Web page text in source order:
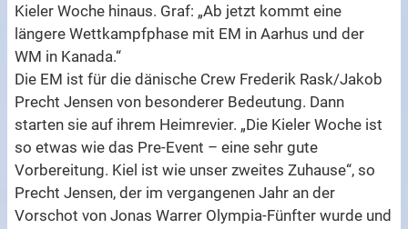
Kieler Woche hinaus. Graf: „Ab jetzt kommt eine
längere Wettkampfphase mit EM in Aarhus und der
WM in Kanada.“
Die EM ist für die dänische Crew Frederik Rask/Jakob
Precht Jensen von besonderer Bedeutung. Dann
starten sie auf ihrem Heimrevier. „Die Kieler Woche ist
so etwas wie das Pre-Event – eine sehr gute
Vorbereitung. Kiel ist wie unser zweites Zuhause“, so
Precht Jensen, der im vergangenen Jahr an der
Vorschot von Jonas Warrer Olympia-Fünfter wurde und